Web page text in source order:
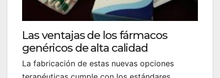
Las ventajas de los fármacos
genéricos de alta calidad
La fabricación de estas nuevas opciones